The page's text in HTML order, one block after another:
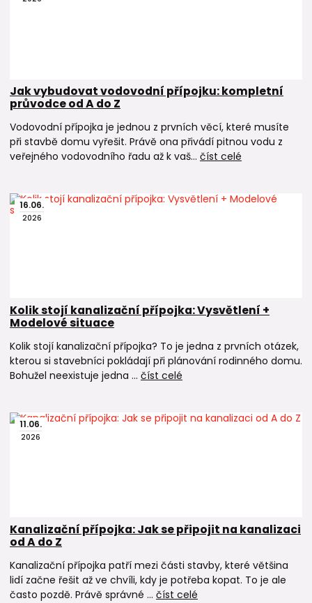
Jak vybudovat vodovodní přípojku: kompletní
průvodce od A do Z
Vodovodní přípojka je jednou z prvních věcí, které musíte
při stavbě domu vyřešit. Právě ona přivádí pitnou vodu z
veřejného vodovodního řadu až k vaš... číst celé
16.06.
2026
Kolik stojí kanalizační přípojka: Vysvětlení +
Modelové situace
Kolik stojí kanalizační přípojka? To je jedna z prvních otázek,
kterou si stavebníci pokládají při plánování rodinného domu.
Bohužel neexistuje jedna ... číst celé
11.06.
2026
Kanalizační přípojka: Jak se připojit na kanalizaci
od A do Z
Kanalizační přípojka patří mezi části stavby, které většina
lidí začne řešit až ve chvíli, kdy je potřeba kopat. To je ale
často pozdě. Právě správné ... číst celé